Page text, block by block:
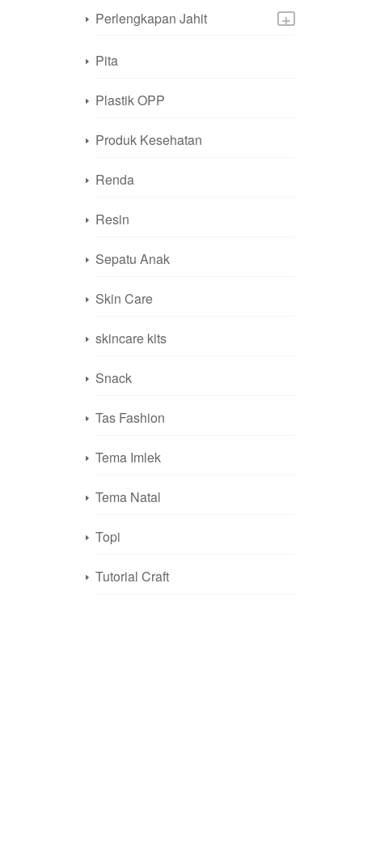
+
Perlengkapan Jahit
Pita
Plastik OPP
Produk Kesehatan
Renda
Resin
Sepatu Anak
Skin Care
skincare kits
Snack
Tas Fashion
Tema Imlek
Tema Natal
Topi
Tutorial Craft